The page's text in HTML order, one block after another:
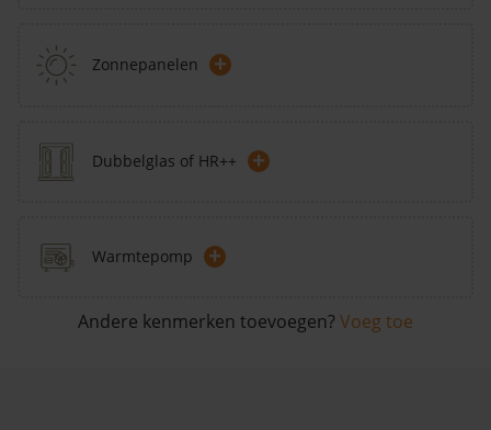
Zonnepanelen +
Dubbelglas of HR++ +
Warmtepomp +
Andere kenmerken toevoegen? Voeg toe